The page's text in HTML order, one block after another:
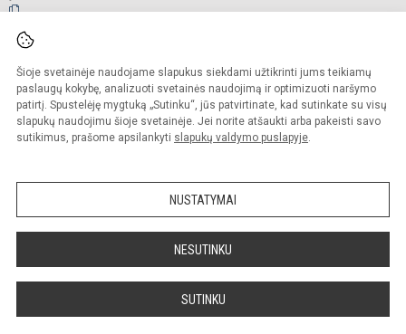
Šioje svetainėje naudojame slapukus siekdami užtikrinti jums teikiamų
paslaugų kokybę, analizuoti svetainės naudojimą ir optimizuoti naršymo
patirtį. Spustelėję mygtuką „Sutinku“, jūs patvirtinate, kad sutinkate su visų
slapukų naudojimu šioje svetainėje. Jei norite atšaukti arba pakeisti savo
sutikimus, prašome apsilankyti slapukų valdymo puslapyje.
NUSTATYMAI
NESUTINKU
SUTINKU
Visos teisės saugomos. Kopijuoti turinį be raštiško įstaigos administracijos
sutikimo griežtai draudžiama.
Prieinamumo paraiška Slapukų politika
Sumanus būdas atnaujinti